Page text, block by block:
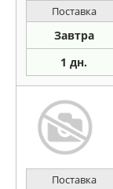
Поставка
Завтра
1 дн.
Поставка